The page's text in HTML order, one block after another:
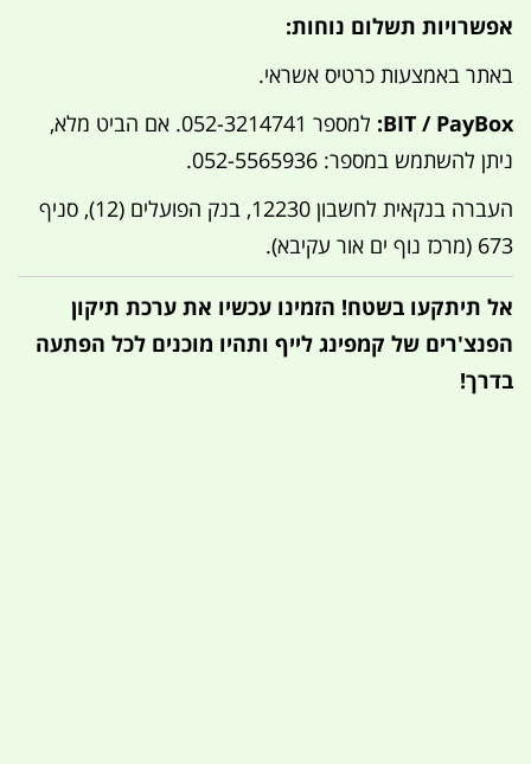
אפשרויות תשלום נוחות:
באתר באמצעות כרטיס אשראי.
BIT / PayBox:
למספר 052-3214741. אם הביט מלא,
ניתן להשתמש במספר: 052-5565936.
העברה בנקאית לחשבון 12230, בנק הפועלים (12), סניף
673 (מרכז נוף ים אור עקיבא).
אל תיתקעו בשטח! הזמינו עכשיו את ערכת תיקון
הפנצ'רים של קמפינג לייף ותהיו מוכנים לכל הפתעה
בדרך!